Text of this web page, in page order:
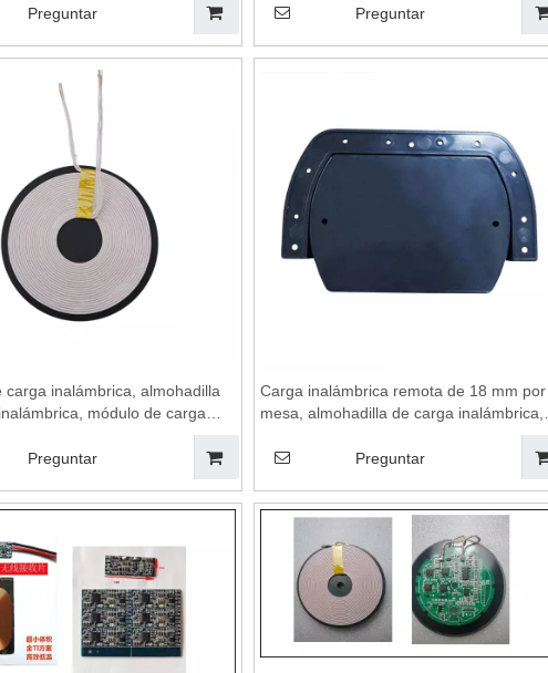
placa base de cargador
Preguntar
inalámbrica Qi, carga inalámbrica,
almohadilla de carga inalámbrica, bobinas
de carga inalámbrica, módulo de carga
Preguntar
carga inalámbrica, almohadilla
módulo de carga
carga inalámbrica adecuada
inteligente
Preguntar
Carga inalámbrica remota de 18 mm por
mesa, almohadilla de carga inalámbrica,
inalámbrica, mesa de carga inalámbrica,
inalámbricos
Preguntar